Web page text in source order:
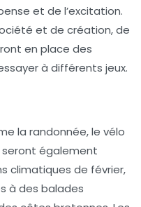
et de l’excitation.
et de création, de
en place des
à différents jeux.
la randonnée, le vélo
également
climatiques de février,
à des balades